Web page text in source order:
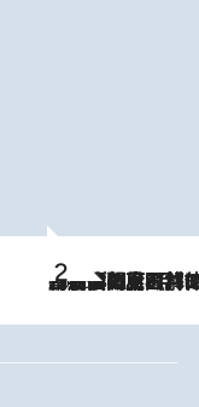
2026.8.8
「最後に見られてよかった」上野動物園の東園パンダ舎が解体前に特別公開。8月16日まで延長されたパネル展と共に辿る“半世紀”のパンダ飼育《解体工事の図面あり》